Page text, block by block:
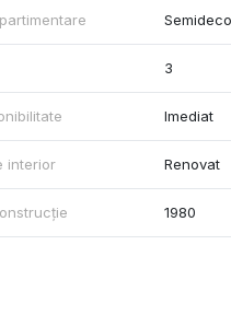
și pentru investiție, cu
3
Imediat
interior Renovat
1980